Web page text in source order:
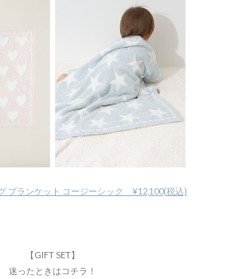
ブランケット コージーシック ¥12,100(税込)
【GIFT SET】
迷ったときはコチラ！